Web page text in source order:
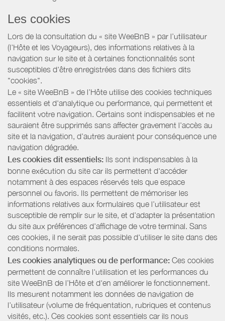
Les cookies
Lors de la consultation du « site WeeBnB » par l’utilisateur
(l’Hôte et les Voyageurs), des informations relatives à la
navigation sur le site et à certaines fonctionnalités sont
susceptibles d'être enregistrées dans des fichiers dits
"cookies".
Le « site WeeBnB » de l’Hôte utilise des cookies techniques
essentiels et d'analytique ou performance, qui permettent et
facilitent votre navigation. Certains sont indispensables et ne
sauraient être supprimés sans affecter gravement l’accès au
site et la navigation, d’autres auraient pour conséquence une
navigation dégradée.
Les cookies dit essentiels: Ils sont indispensables à la
bonne exécution du site car ils permettent d'accéder
notamment à des espaces réservés tels que espace
personnel ou favoris. Ils permettent de mémoriser les
informations relatives aux formulaires que l’utilisateur est
susceptible de remplir sur le site, et d’adapter la présentation
du site aux préférences d’affichage de votre terminal. Sans
ces cookies, il ne serait pas possible d'utiliser le site dans des
conditions normales.
Les cookies analytiques ou de performance: Ces cookies
permettent de connaître l'utilisation et les performances du
site WeeBnB de l’Hôte et d'en améliorer le fonctionnement.
Ils mesurent notamment les données de navigation de
l’utilisateur (volume de fréquentation, rubriques et contenus
visités, etc.). Ces cookies sont essentiels car ils nous